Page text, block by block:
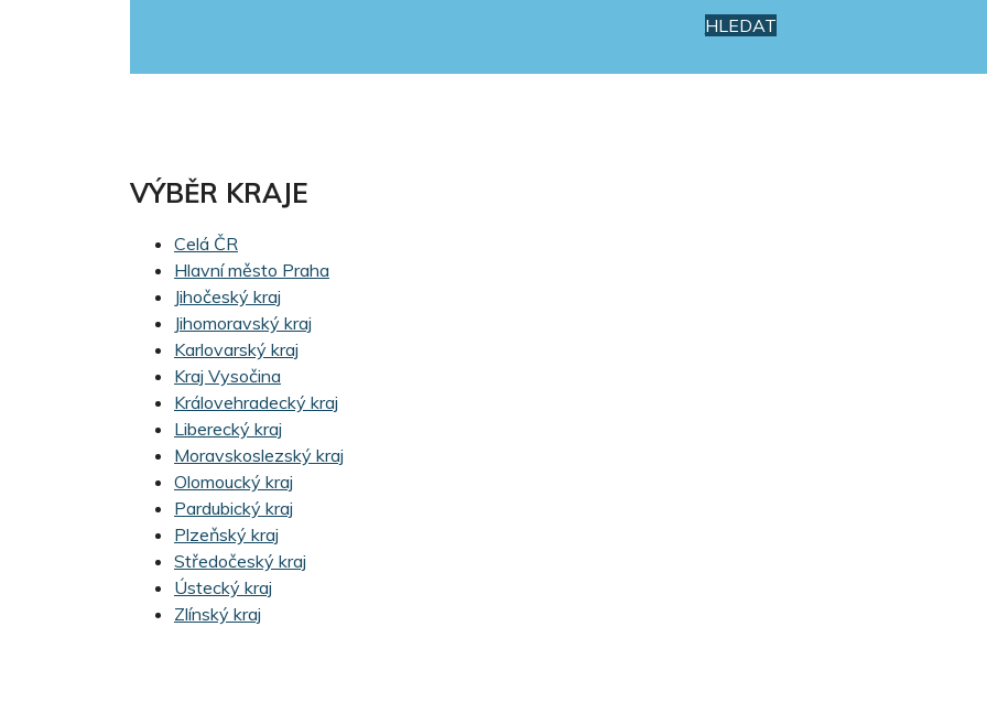
HLEDAT
VÝBĚR KRAJE
Celá ČR
Hlavní město Praha
Jihočeský kraj
Jihomoravský kraj
Karlovarský kraj
Kraj Vysočina
Královehradecký kraj
Liberecký kraj
Moravskoslezský kraj
Olomoucký kraj
Pardubický kraj
Plzeňský kraj
Středočeský kraj
Ústecký kraj
Zlínský kraj